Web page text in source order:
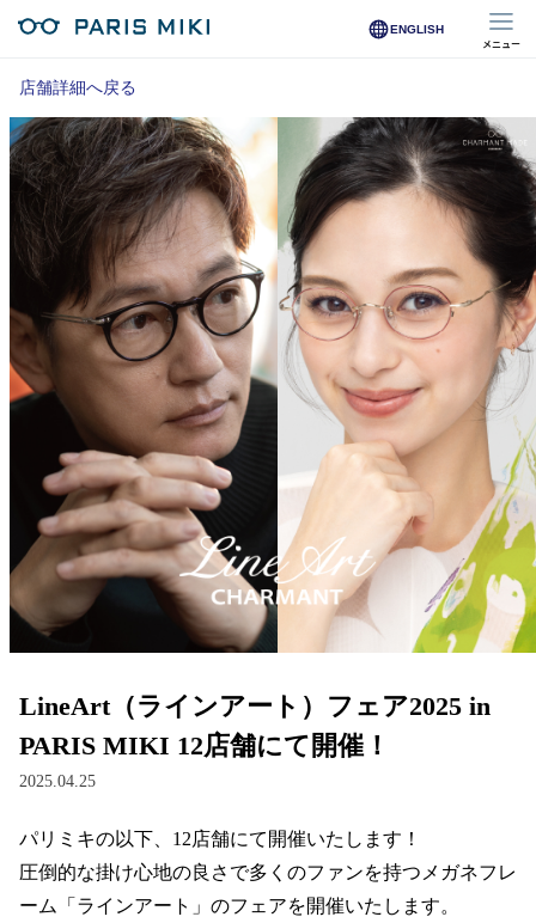
ENGLISH
メニュー
マイページ
Opera Club会員
※店舗で会員登録された方
オンラインショップ会員
※オンラインで会員登録された方
店舗を探す
店舗検索/来店予約
商品を探す
メガネ
レンズ
サングラス
補聴器
グッズ・小物
店舗詳細へ戻る
LineArt（ラインアート）フェア2025 in
PARIS MIKI 12店舗にて開催！
2025.04.25
パリミキの以下、12店舗にて開催いたします！
圧倒的な掛け心地の良さで多くのファンを持つメガネフレ
ーム「ラインアート」のフェアを開催いたします。